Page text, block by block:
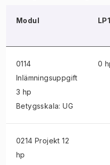
Modul LP1
0114
Inlämningsuppgift
3 hp
Betygsskala: UG
0
0214 Projekt 12
hp